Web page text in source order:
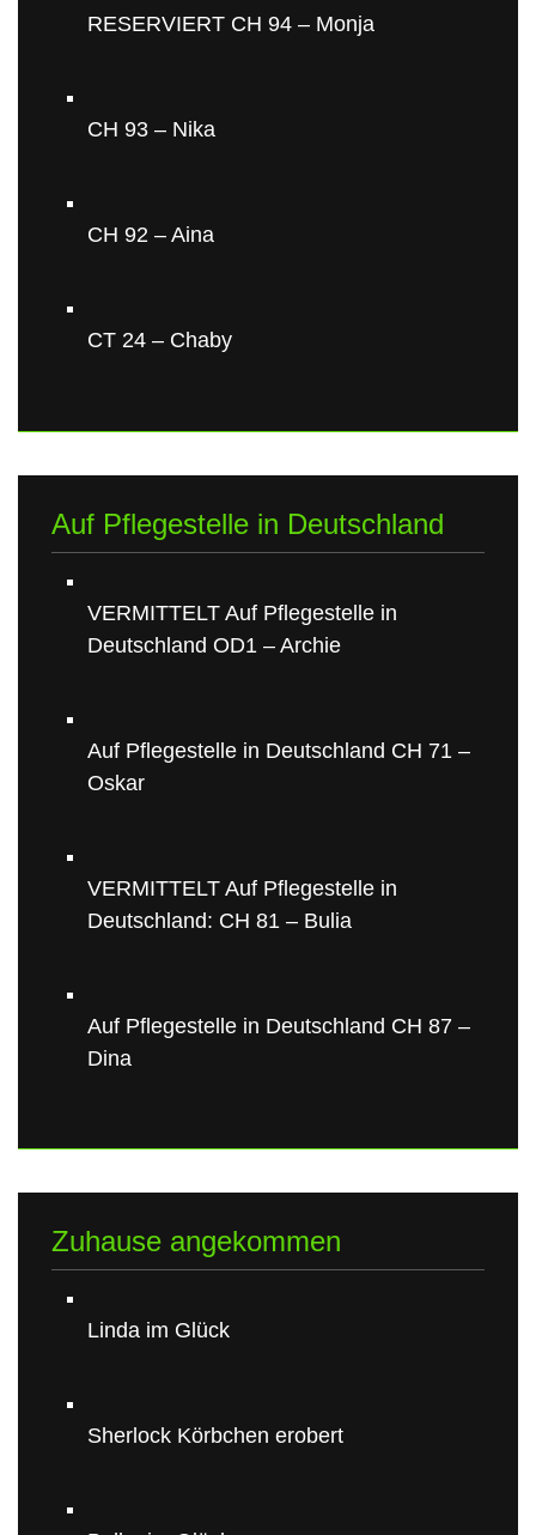
RESERVIERT CH 94 – Monja
CH 93 – Nika
CH 92 – Aina
CT 24 – Chaby
Auf Pflegestelle in Deutschland
VERMITTELT Auf Pflegestelle in
Deutschland OD1 – Archie
Auf Pflegestelle in Deutschland CH 71 –
Oskar
VERMITTELT Auf Pflegestelle in
Deutschland: CH 81 – Bulia
Auf Pflegestelle in Deutschland CH 87 –
Dina
Zuhause angekommen
Linda im Glück
Sherlock Körbchen erobert